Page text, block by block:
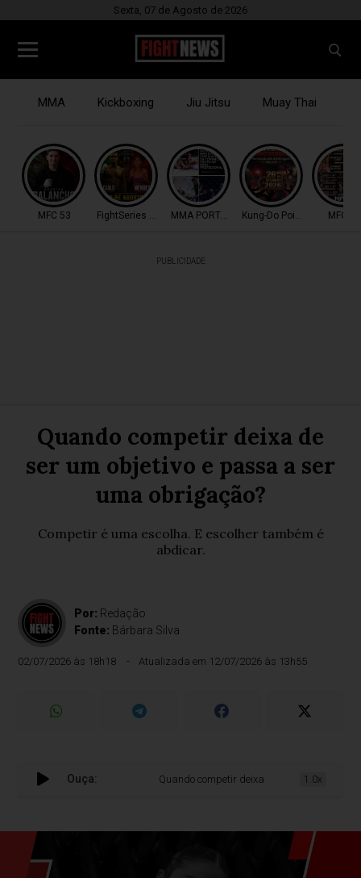
Sexta, 07 de Agosto de 2026
MMA Kickboxing Jiu Jitsu Muay Thai
MFC 53 FightSeries 11 MMA PORTUGALKung-Do Point CombatMFC 53
PUBLICIDADE
Quando competir deixa de
ser um objetivo e passa a ser
uma obrigação?
Competir é uma escolha. E escolher também é
abdicar.
Por: Redação
Fonte: Bárbara Silva
02/07/2026 às 18h18 Atualizada em 12/07/2026 às 13h55
Ouça: Quando competir deixa de ser um objetivo e
1.0x